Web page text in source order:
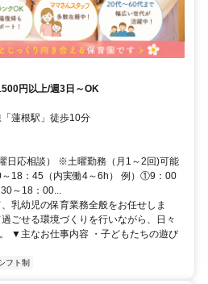
円以上/週3日～OK
蓮根駅」徒歩10分
日応相談） ※土曜勤務（月1～2回)可能
18：45（内実働4～6h） 例）①9：00
～18：00...
乳幼児の保育業務全般をお任せしま
ごせる環境づくりを行いながら、日々
▼主なお仕事内容 ・子どもたちの遊び
フト制